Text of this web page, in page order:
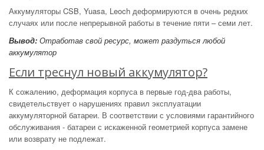
Аккумуляторы CSB, Yuasa, Leoch деформируются в очень редких
случаях или после непрерывной работы в течение пяти – семи лет.
Вывод: Отработав свой ресурс, может раздуться любой
аккумулятор
Если треснул новый аккумулятор?
К сожалению, деформация корпуса в первые год-два работы,
свидетельствует о нарушениях правил эксплуатации
аккумуляторной батареи. В соответствии с условиями гарантийного
обслуживания - батареи с искаженной геометрией корпуса замене
или возврату не подлежат.